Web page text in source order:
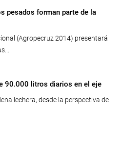
pesados forman parte de la
(Agropecruz 2014) presentará
90.000 litros diarios en el eje
lechera, desde la perspectiva de